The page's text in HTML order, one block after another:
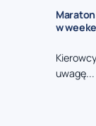
w
uwagę...